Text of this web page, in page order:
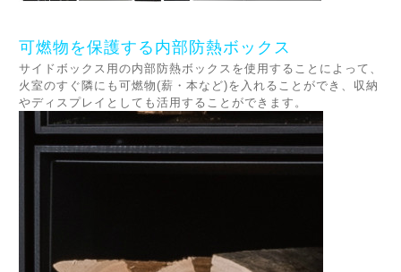
可燃物を保護する内部防熱ボックス
サイドボックス用の内部防熱ボックスを使用することによって、
火室のすぐ隣にも可燃物(薪・本など)を入れることができ、収納
やディスプレイとしても活用することができます。